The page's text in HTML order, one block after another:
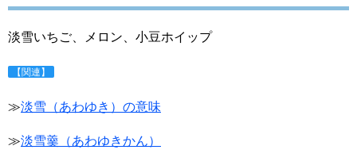
淡雪いちご、メロン、小豆ホイップ
【関連】
≫淡雪（あわゆき）の意味
≫淡雪羹（あわゆきかん）